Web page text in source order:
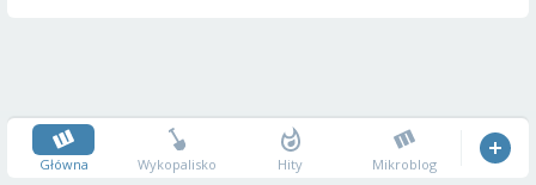
Główna Wykopalisko Hity Mikroblog